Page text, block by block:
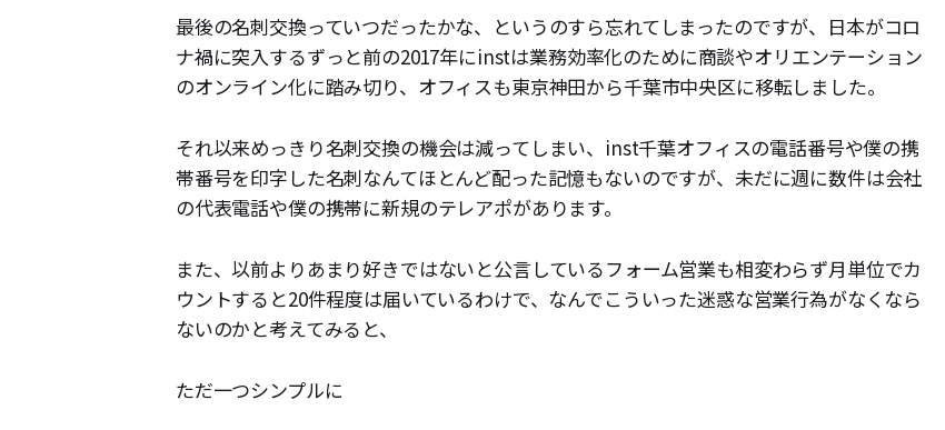
最後の名刺交換っていつだったかな、というのすら忘れてしまったのですが、日本がコロ
ナ禍に突入するずっと前の2017年にinstは業務効率化のために商談やオリエンテーション
のオンライン化に踏み切り、オフィスも東京神田から千葉市中央区に移転しました。
それ以来めっきり名刺交換の機会は減ってしまい、inst千葉オフィスの電話番号や僕の携
帯番号を印字した名刺なんてほとんど配った記憶もないのですが、未だに週に数件は会社
の代表電話や僕の携帯に新規のテレアポがあります。
また、以前よりあまり好きではないと公言しているフォーム営業も相変わらず月単位でカ
ウントすると20件程度は届いているわけで、なんでこういった迷惑な営業行為がなくなら
ないのかと考えてみると、
ただ一つシンプルに